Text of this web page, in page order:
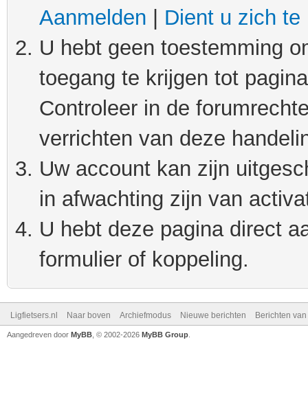
Aanmelden
Dient u zich te
U hebt geen toestemming
toegang te krijgen tot
Controleer in de
verrichten van deze
Uw account kan zijn
in afwachting zijn van
U hebt deze pagina direct
formulier of koppeling.
Ligfietsers.nl Naar boven Archiefmodus Nieuwe berichten Berichten
Aangedreven door MyBB , © 2002-2026 MyBB Group